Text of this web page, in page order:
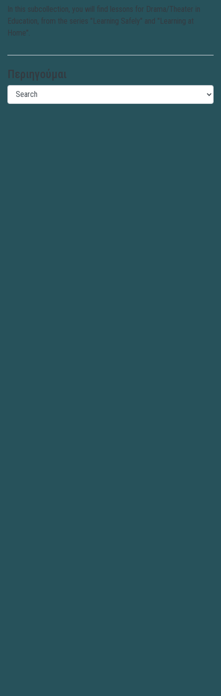
In this subcollection, you will find lessons for Drama/Theater in
Education, from the series "Learning Safely" and "Learning at
Home".
Περιηγούμαι